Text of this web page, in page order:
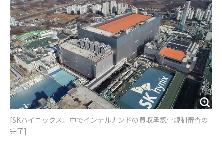
o
o
k
e
r
u
t
n
[SKハイニックス、中でインテルナンドの買収承認…規制審査の
完了]